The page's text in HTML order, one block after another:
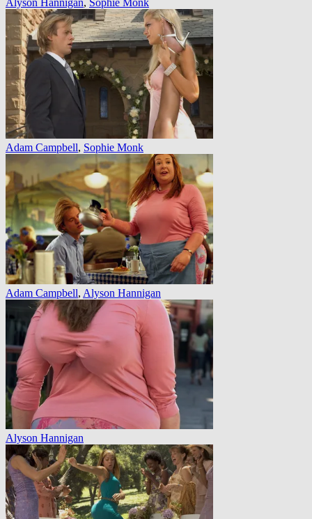
Adam Campbell, Sophie Monk
Adam Campbell, Alyson Hannigan
Alyson Hannigan